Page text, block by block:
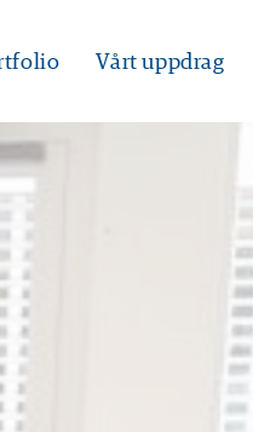
Vårt uppdrag